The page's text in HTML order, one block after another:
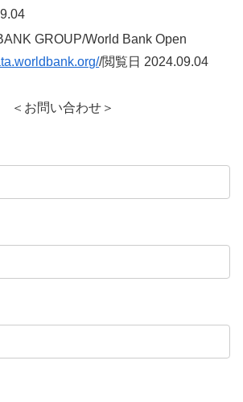
GROUP/World Bank Open
/閲覧日 2024.09.04
＜お問い合わせ＞